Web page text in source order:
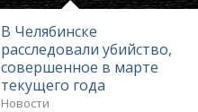
В Челябинске
расследовали убийство,
совершенное в марте
текущего года
Новости